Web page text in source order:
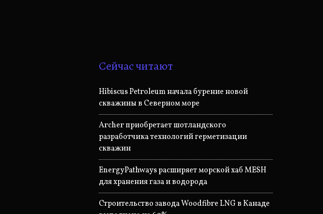
Сейчас читают
Hibiscus Petroleum начала бурение новой
скважины в Северном море
Archer приобретает шотландского
разработчика технологий герметизации
скважин
EnergyPathways расширяет морской хаб MESH
для хранения газа и водорода
Строительство завода Woodfibre LNG в Канаде